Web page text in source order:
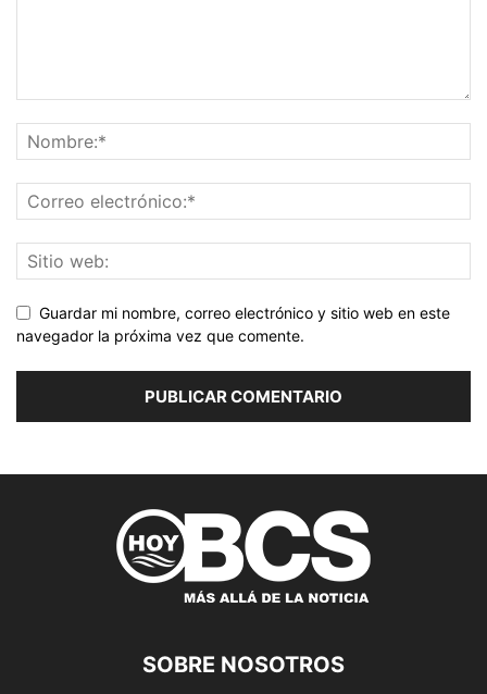
Guardar mi nombre, correo electrónico y sitio web en este
navegador la próxima vez que comente.
SOBRE NOSOTROS